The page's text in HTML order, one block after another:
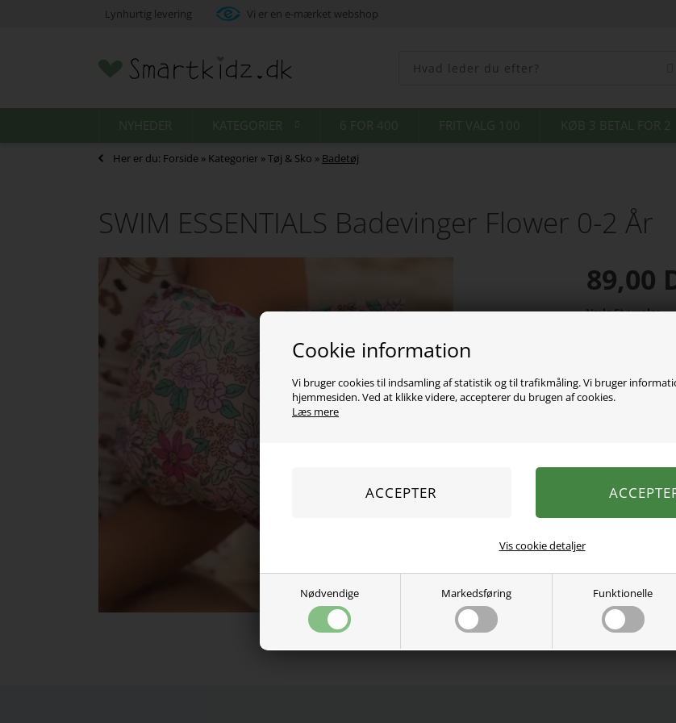
Cookie information
Vi bruger cookies til indsamling af statistik og til trafikmåling. Vi bruger
hjemmesiden. Ved at klikke videre, accepterer du brugen af cookies.
Læs mere
Nødvendige Markedsføring Funktionelle
Vis cookie detaljer
Lynhurtig levering Vi er en e-mærket webshop
NYHEDER KATEGORIER 6 FOR 400 FRIT VALG 100 KØB 3 BETAL FOR 2
Her er du: Forside » Kategorier »Tøj & Sko » Badetøj
SWIM ESSENTIALS Badevinger Flower 0-2 År
89,00
Vælg Størrelse
Varen er
Mega fine
Må kun bruges
Se mere fraSwim